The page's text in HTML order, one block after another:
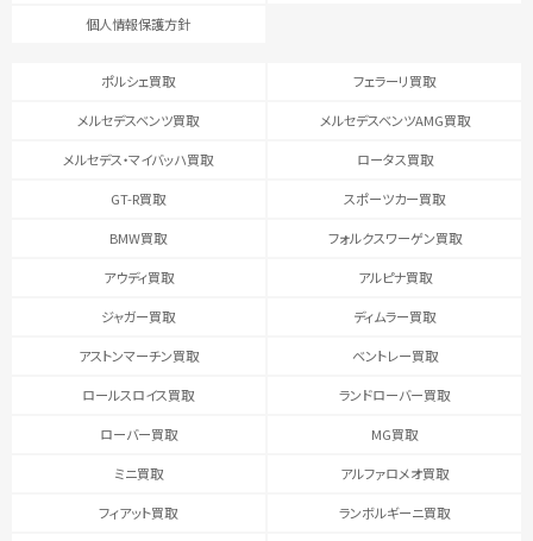
個人情報保護方針
ポルシェ買取 フェラーリ買取
メルセデスベンツ買取 メルセデスベンツAMG買取
メルセデス・マイバッハ買取 ロータス買取
GT-R買取 スポーツカー買取
BMW買取 フォルクスワーゲン買取
アウディ買取 アルピナ買取
ジャガー買取 ディムラー買取
アストンマーチン買取 ベントレー買取
ロールスロイス買取 ランドローバー買取
ローバー買取 MG買取
ミニ買取 アルファロメオ買取
フィアット買取 ランボルギーニ買取